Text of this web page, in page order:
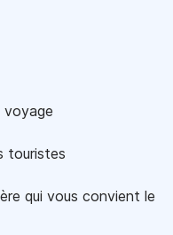
touristes
qui vous convient le